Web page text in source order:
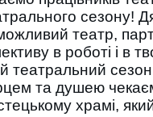
сезону!
театр,
в роботі і в
театральний
та душею
храмі,